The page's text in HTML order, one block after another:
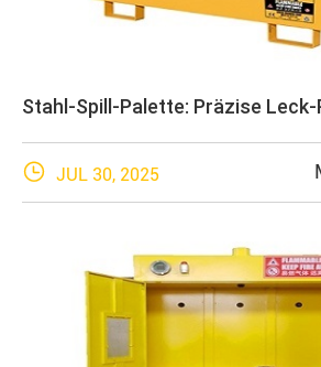
Stahl-Spill-Palette: Präzise
 JUL 30, 2025